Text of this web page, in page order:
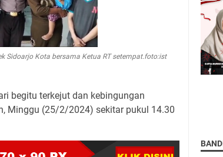
Sidoarjo Kota bersama Ketua RT setempat.foto:ist
begitu terkejut dan kebingungan
Minggu (25/2/2024) sekitar pukul 14.30